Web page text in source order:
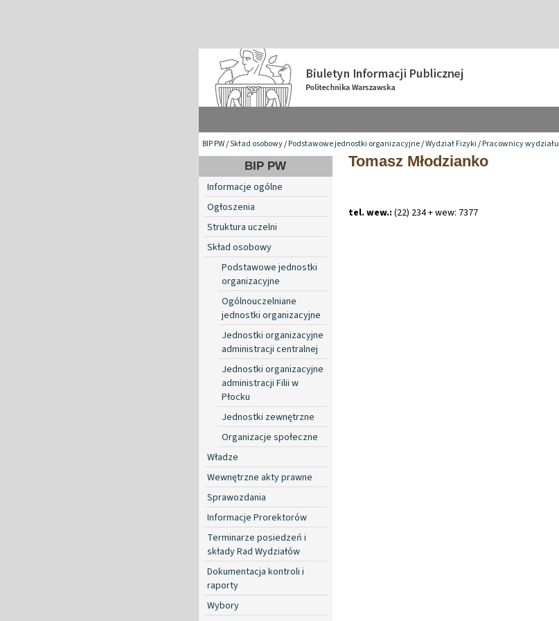
BIP PW/Skład osobowy/Podstawowe jednostki organizacyjne/Wydział Fizyki/Pracownicy wydziału
BIP PW
Informacje ogólne
Ogłoszenia
Struktura uczelni
Skład osobowy
Podstawowe jednostki
organizacyjne
Ogólnouczelniane
jednostki organizacyjne
Jednostki organizacyjne
administracji centralnej
Jednostki organizacyjne
administracji Filii w
Płocku
Jednostki zewnętrzne
Organizacje społeczne
Władze
Wewnętrzne akty prawne
Sprawozdania
Informacje Prorektorów
Terminarze posiedzeń i
składy Rad Wydziałów
Dokumentacja kontroli i
raporty
Wybory
Tomasz Młodzianko
tel. wew.: (22) 234 + wew: 7377